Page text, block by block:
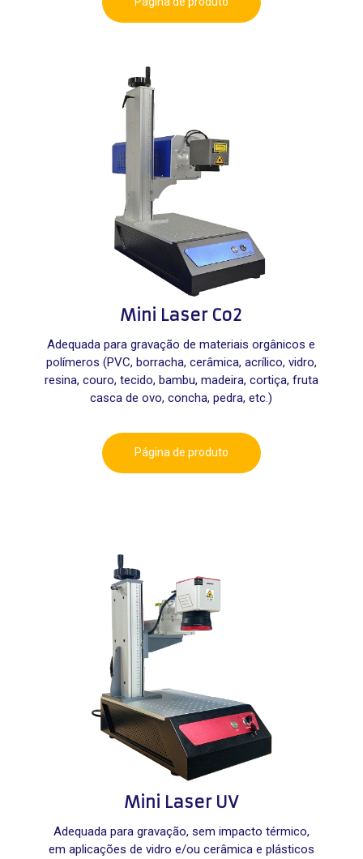
Mini Laser Co2
Adequada para gravação de materiais orgânicos e
polímeros (PVC, borracha, cerâmica, acrílico, vidro,
resina, couro, tecido, bambu, madeira, cortiça, fruta
casca de ovo, concha, pedra, etc.)
Página de produto
Mini Laser UV
Adequada para gravação, sem impacto térmico,
em aplicações de vidro e/ou cerâmica e plásticos